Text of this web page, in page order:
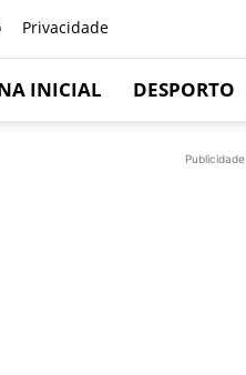
Privacidade
INICIAL DESPORTO
Publicidade